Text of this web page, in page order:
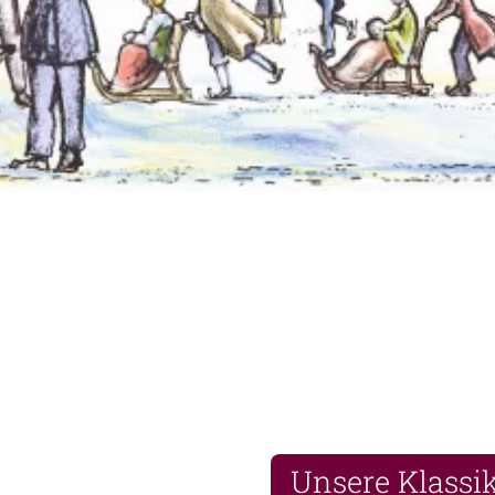
Unsere